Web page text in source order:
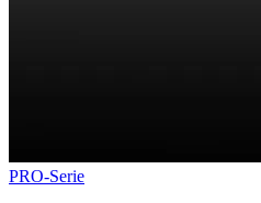
PRO-Serie